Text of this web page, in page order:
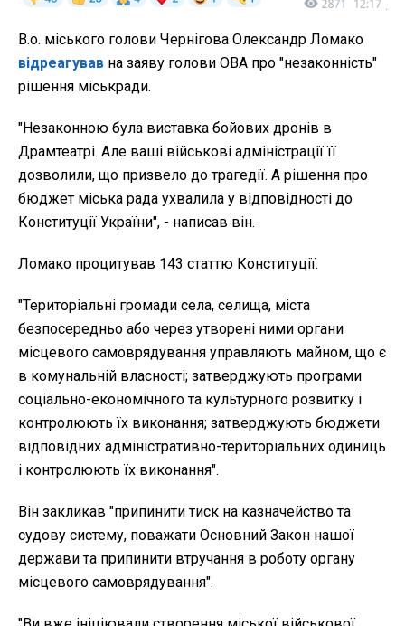
В.о. міського голови Чернігова Олександр Ломако
відреагував на заяву голови ОВА про "незаконність"
рішення міськради.
"Незаконною була виставка бойових дронів в
Драмтеатрі. Але ваші військові адміністрації її
дозволили, що призвело до трагедії. А рішення про
бюджет міська рада ухвалила у відповідності до
Конституції України", - написав він.
Ломако процитував 143 статтю Конституції.
"Територіальні громади села, селища, міста
безпосередньо або через утворені ними органи
місцевого самоврядування управляють майном, що є
в комунальній власності; затверджують програми
соціально-економічного та культурного розвитку і
контролюють їх виконання; затверджують бюджети
відповідних адміністративно-територіальних одиниць
і контролюють їх виконання".
Він закликав "припинити тиск на казначейство та
судову систему, поважати Основний Закон нашої
держави та припинити втручання в роботу органу
місцевого самоврядування".